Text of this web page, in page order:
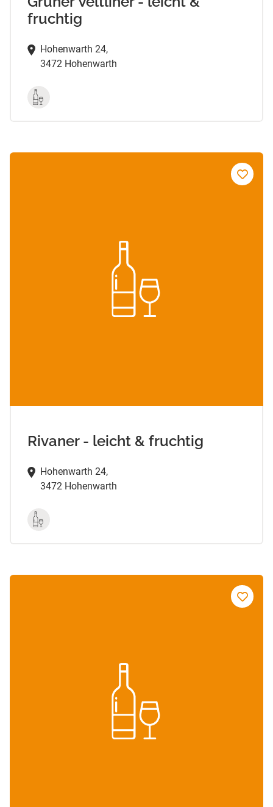
fruchtig
Hohenwarth 24,
3472 Hohenwarth
Rivaner - leicht & fruchtig
Hohenwarth 24,
3472 Hohenwarth